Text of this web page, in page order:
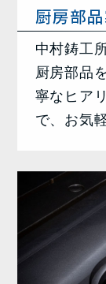
厨房部
中村鋳工
厨房部品
寧なヒア
で、お気